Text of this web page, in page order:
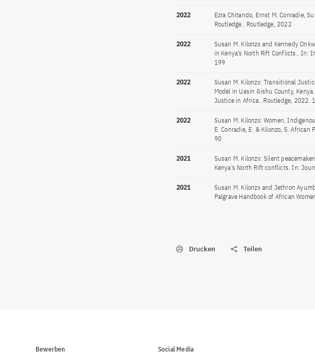
2022
Ezra Chitando, Ernst M. Conradie,
Routledge.. Routledge, 2022
2022
Susan M. Kilonzo and Kennedy
in Kenya’s North Rift Conflicts.. In:
199
2022
Susan M. Kilonzo: Transitional
Model in Uasin Gishu County,
Justice in Africa.. Routledge, 2022.
2022
Susan M. Kilonzo: Women,
E. Conradie, E. & Kilonzo, S.
90
2021
Susan M. Kilonzo: Silent
Kenya’s North Rift conflicts. In:
2021
Susan M. Kilonzo and Jethron
Palgrave Handbook of African
Drucken Teilen
Bewerben Social Media